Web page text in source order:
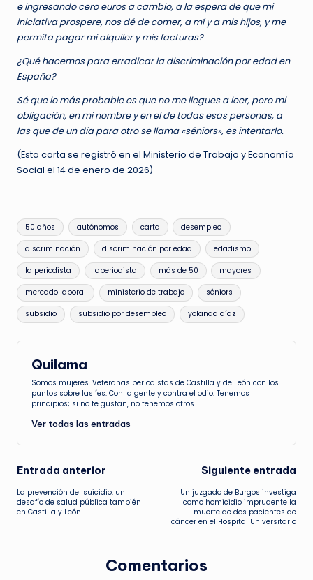
e ingresando cero euros a cambio, a la espera de que mi
iniciativa prospere, nos dé de comer, a mí y a mis hijos, y me
permita pagar mi alquiler y mis facturas?
¿Qué hacemos para erradicar la discriminación por edad en
España?
Sé que lo más probable es que no me llegues a leer, pero mi
obligación, en mi nombre y en el de todas esas personas, a
las que de un día para otro se llama «séniors», es intentarlo.
(Esta carta se registró en el Ministerio de Trabajo y Economía
Social el 14 de enero de 2026)
Etiquetas:
50 años autónomos carta desempleo
discriminación discriminación por edad edadismo
la periodista laperiodista más de 50 mayores
mercado laboral ministerio de trabajo séniors
subsidio subsidio por desempleo yolanda díaz
Quilama
Somos mujeres. Veteranas periodistas de Castilla y de León con los
puntos sobre las íes. Con la gente y contra el odio. Tenemos
principios; si no te gustan, no tenemos otros.
Ver todas las entradas
Navegación
de
Entrada anterior
La prevención del suicidio: un
desafío de salud pública también
en Castilla y León
Siguiente entrada
Un juzgado de Burgos investiga
como homicidio imprudente la
muerte de dos pacientes de
cáncer en el Hospital Universitario
Comentarios